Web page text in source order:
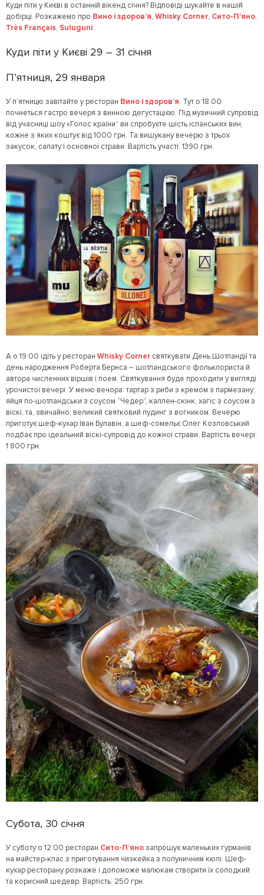
Куди піти у Києві в останній вікенд січня? Відповіді шукайте в нашій
добірці. Розкажемо про Вино і здоров’я, Whisky Corner, Сито-П’яно,
Très Français, Suluguni.
Куди піти у Києві 29 – 31 січня
П’ятниця, 29 января
У п’ятницю завітайте у ресторан Вино і здоров’я. Тут о 18:00
почнеться гастро вечеря з винною дегустацією. Під музичний супровід
від учасниці шоу «Голос країни” ви спробуєте шість іспанських вин,
кожне з яких коштує від 1000 грн. Та вишукану вечерю з трьох
закусок, салату і основної страви. Вартість участі: 1390 грн.
А о 19:00 ідіть у ресторан Whisky Corner святкувати День Шотландії та
день народження Роберта Бернса – шотландського фольклориста й
автора численних віршів і поем. Святкування буде проходити у вигляді
урочистої вечері. У меню вечора: тартар з риби з кремом з пармезану;
яйця по-шотландськи з соусом “Чедер”, каллен-скінк, хагіс з соусом з
віскі, та, звичайно, великий святковий пудинг з вогником. Вечерю
приготує шеф-кухар Іван Булавін, а шеф-сомельє Олег Козловський
подбає про ідеальний віскі-супровід до кожної страви. Вартість вечері:
1 800 грн.
Субота, 30 січня
У суботу о 12:00 ресторан Сито-П’янозапрошує маленьких гурманів
на майстер-клас з приготування чизкейка з полуничним кюлі. Шеф-
кухар ресторану розкаже і допоможе малюкам створити їх солодкий
та корисний шедевр. Вартість: 250 грн.